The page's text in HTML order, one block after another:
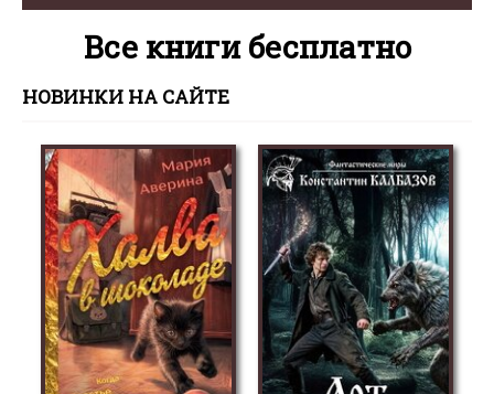
Все книги бесплатно
НОВИНКИ НА САЙТЕ